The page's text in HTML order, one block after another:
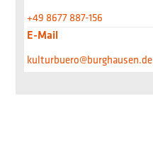
+49 8677 887-156
E-Mail
kulturbuero@burghausen.de